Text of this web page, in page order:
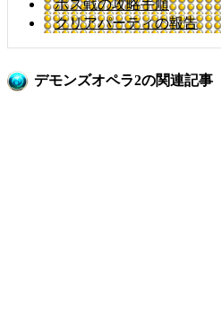
ボス戦の攻略手順
クリアパーティの報告
デモンズオペラ2の関連記事